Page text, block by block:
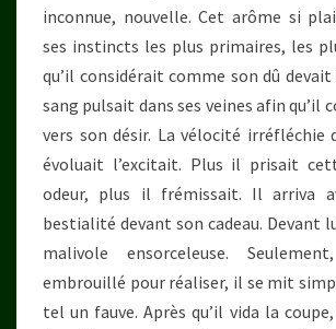
inconnue, nouvelle. Cet arôme si
ses instincts les plus primaires, les
qu’il considérait comme son dû devait
sang pulsait dans ses veines afin qu’il
vers son désir. La vélocité irréfléchie
évoluait l’excitait. Plus il prisait
odeur, plus il frémissait. Il arriva
bestialité devant son cadeau. Devant
malivole ensorceleuse.
embrouillé pour réaliser, il se mit
tel un fauve. Après qu’il vida la